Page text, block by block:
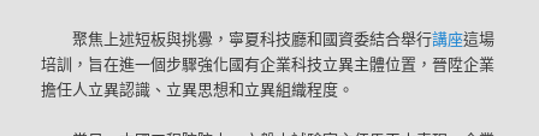
聚焦上述短板與挑釁，寧夏科技廳和國資委結合舉行講座這場
培訓，旨在進一個步驟強化國有企業科技立異主體位置，晉陞企業
擔任人立異認識、立異思想和立異組織程度。